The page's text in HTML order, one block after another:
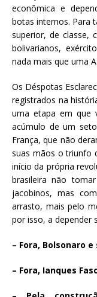
econômica e
botas internos. Para
superior, de classe,
bolivarianos,
nada mais que uma
Os Déspotas
registrados na
uma etapa em que
acúmulo de um
França, que não
suas mãos o triunfo
início da própria
brasileira não
jacobinos, mas
arrasto, mais pelo
por isso, a depender
– Fora, Bolsonaro e
– Fora, Ianques